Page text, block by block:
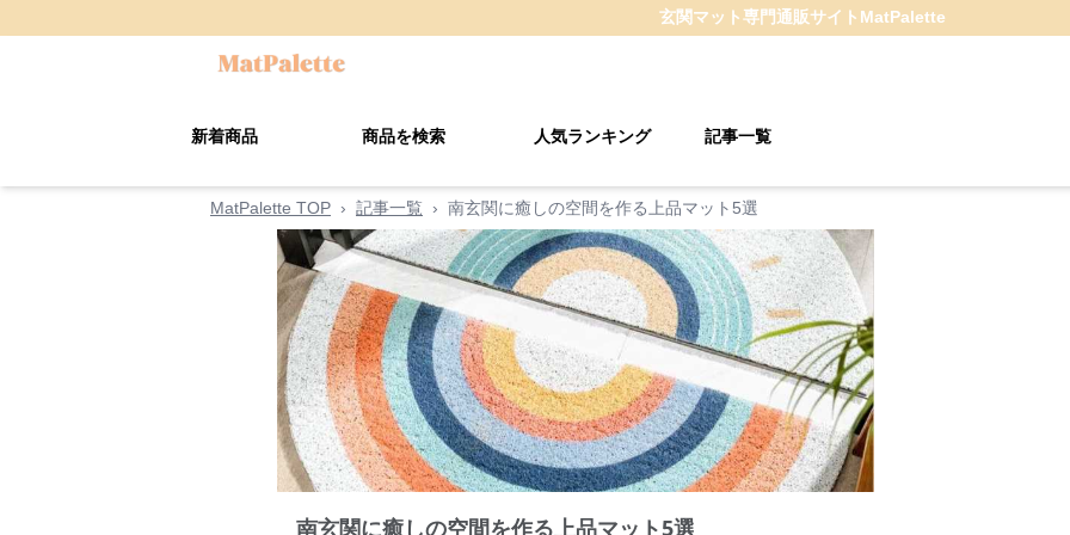
玄関マット専門通販サイト MatPalette
新着商品 商品を検索 人気ランキング 記事一覧
MatPalette TOP › 記事一覧 › 南玄関に癒しの空間を作る上品マット5選
南玄関に癒しの空間を作る上品マット5選